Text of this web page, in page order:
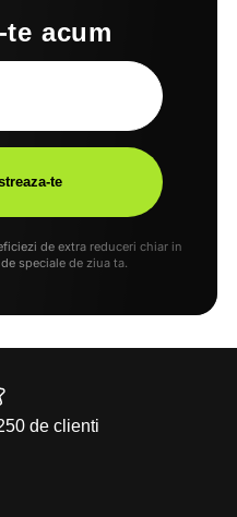
acum
de extra reduceri chiar in
speciale de ziua ta.
de clienti